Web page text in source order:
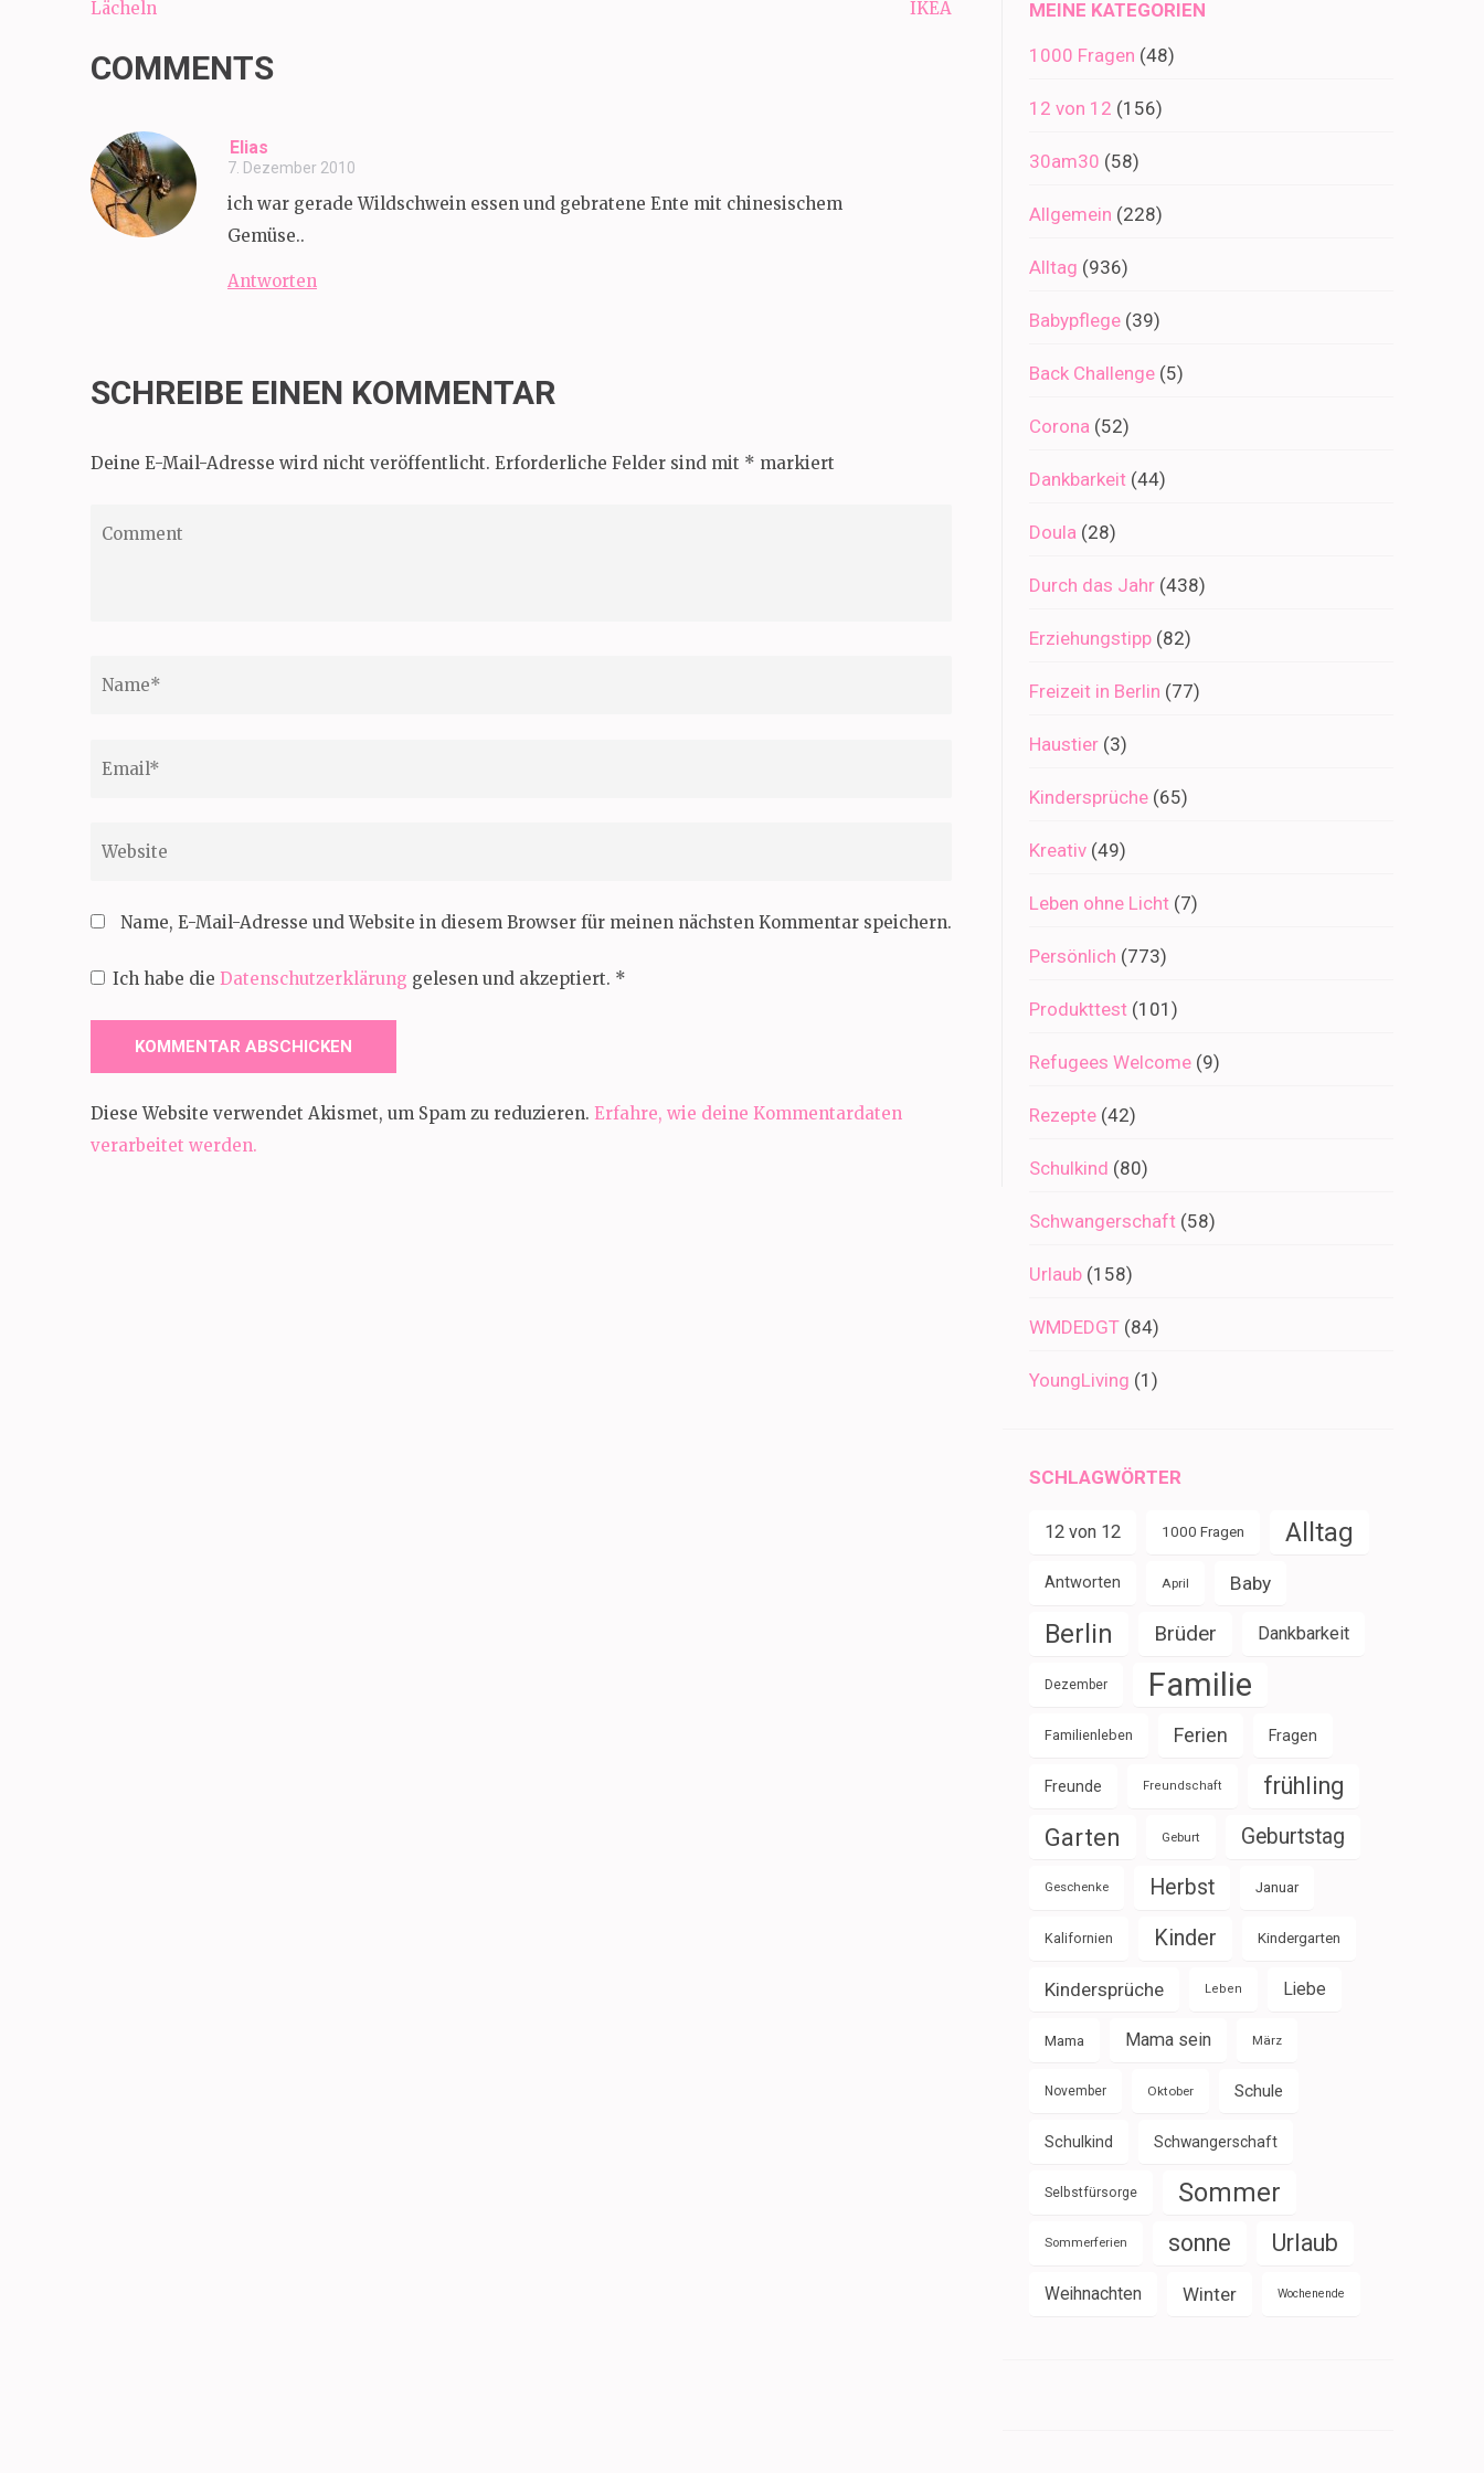
Beitragsnavigation
Lächeln IKEA
COMMENTS
Elias
7. Dezember 2010
ich war gerade Wildschwein essen und gebratene Ente mit chinesischem
Gemüse..
Antworten
SCHREIBE EINEN KOMMENTAR
Deine E-Mail-Adresse wird nicht veröffentlicht. Erforderliche Felder sind mit * markiert
Name, E-Mail-Adresse und Website in diesem Browser für meinen nächsten Kommentar speichern.
Ich habe die Datenschutzerklärung gelesen und akzeptiert. *
Diese Website verwendet Akismet, um Spam zu reduzieren. Erfahre, wie deine Kommentardaten
verarbeitet werden.
MEINE KATEGORIEN
1000 Fragen (48)
12 von 12 (156)
30am30 (58)
Allgemein (228)
Alltag (936)
Babypflege (39)
Back Challenge (5)
Corona (52)
Dankbarkeit (44)
Doula (28)
Durch das Jahr (438)
Erziehungstipp (82)
Freizeit in Berlin (77)
Haustier (3)
Kindersprüche (65)
Kreativ (49)
Leben ohne Licht (7)
Persönlich (773)
Produkttest (101)
Refugees Welcome (9)
Rezepte (42)
Schulkind (80)
Schwangerschaft (58)
Urlaub (158)
WMDEDGT (84)
YoungLiving (1)
SCHLAGWÖRTER
12 von 12 1000 Fragen Alltag
Antworten April Baby
Berlin Brüder Dankbarkeit
Dezember Familie
Familienleben Ferien Fragen
Freunde Freundschaft frühling
Garten Geburt Geburtstag
Geschenke Herbst Januar
Kalifornien Kinder Kindergarten
Kindersprüche Leben Liebe
Mama Mama sein März
November Oktober Schule
Schulkind Schwangerschaft
Selbstfürsorge Sommer
Sommerferien sonne Urlaub
Weihnachten Winter Wochenende